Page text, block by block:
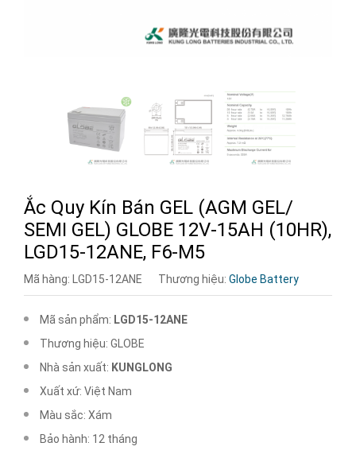
Ắc Quy Kín Bán GEL (AGM GEL/
SEMI GEL) GLOBE 12V-15AH (10HR),
LGD15-12ANE, F6-M5
Mã hàng: LGD15-12ANE Thương hiệu: Globe Battery
Mã sản phẩm: LGD15-12ANE
Thương hiệu: GLOBE
Nhà sản xuất: KUNGLONG
Xuất xứ: Việt Nam
Màu sắc: Xám
Bảo hành: 12 tháng